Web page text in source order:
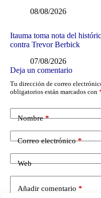
08/08/2026
Itauma toma nota del
contra Trevor Berbick
07/08/2026
Deja un comentario
Tu dirección de correo
obligatorios están marcados con
Nombre*
Correo electrónico*
Web
Añadir comentario *